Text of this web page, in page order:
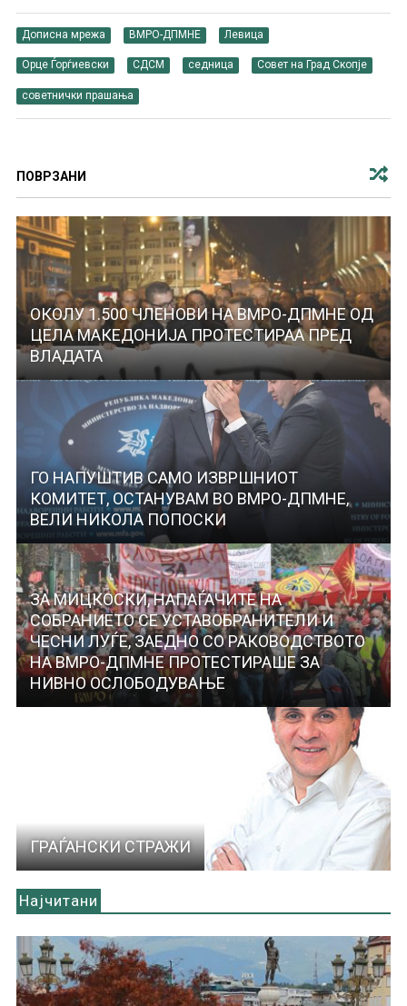
Дописна мрежа ВМРО-ДПМНЕ Левица
Орце Ѓорѓиевски СДСМ седница Совет на Град Скопје
советнички прашања
ПОВРЗАНИ
ОКОЛУ 1.500 ЧЛЕНОВИ НА ВМРО-ДПМНЕ ОД
ЦЕЛА МАКЕДОНИЈА ПРОТЕСТИРАА ПРЕД
ВЛАДАТА
ГО НАПУШТИВ САМО ИЗВРШНИОТ
КОМИТЕТ, ОСТАНУВАМ ВО ВМРО-ДПМНЕ,
ВЕЛИ НИКОЛА ПОПОСКИ
ЗА МИЦКОСКИ, НАПАЃАЧИТЕ НА
СОБРАНИЕТО СЕ УСТАВОБРАНИТЕЛИ И
ЧЕСНИ ЛУЃЕ, ЗАЕДНО СО РАКОВОДСТВОТО
НА ВМРО-ДПМНЕ ПРОТЕСТИРАШЕ ЗА
НИВНО ОСЛОБОДУВАЊЕ
ГРАЃАНСКИ СТРАЖИ
Најчитани